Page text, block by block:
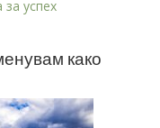
за успех
како